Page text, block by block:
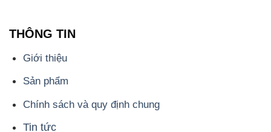
THÔNG TIN
Giới thiệu
Sản phẩm
Chính sách và quy định chung
Tin tức